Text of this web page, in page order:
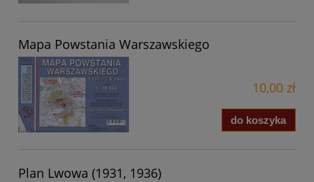
Mapa Powstania Warszawskiego
10,00 zł
do koszyka
Plan Lwowa (1931, 1936)